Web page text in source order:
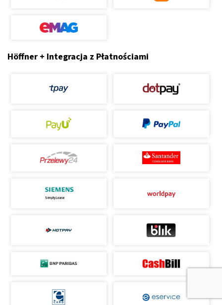
Höffner + Integracja z Płatnościami